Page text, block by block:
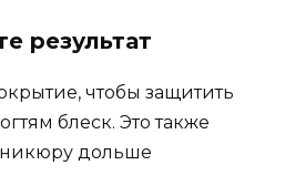
результат
чтобы защитить
блеск. Это также
дольше